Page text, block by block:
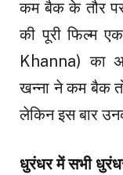
कम बैक के तौर
की पूरी फिल्म
Khanna) का
खन्ना ने कम बैक
लेकिन इस बार
धुरंधर में सभी